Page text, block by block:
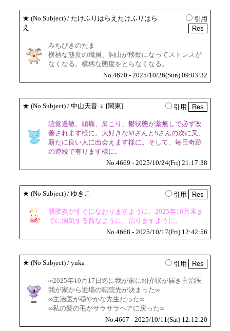
★ (No Subject) / たけふりはらえたけふりはら
え
引用
みちびきのたま
横柄な態度の職員、洞山が移動になってストレスが
なくなる。横柄な態度をとらなくなる。
No.4670 - 2025/10/26(Sun) 09:03:32
★ (No Subject) / 中山天音 ♀ [関東] 引用
聴覚過敏、頭痛、肩こり、鬱状態が薬無しで必ず改
善されます様に。大好きなMさんとSさんの次に又、
新たに良い人に出会えます様に。そして、毎日奇跡
の連続で有ります様に。
No.4669 - 2025/10/24(Fri) 21:17:38
★ (No Subject) / ゆきこ 引用
膀胱炎がすぐになおりますように。2025年10月末ま
でに病気する前なように、治りますように。
No.4668 - 2025/10/17(Fri) 12:42:56
★ (No Subject) / yuka 引用
∞2025年10月17日迄に我が家に紹介状が届き主治医
我が家から近場の転院先が決まった∞
∞主治医が穏やかな先生だった∞
∞私の髪の毛がサラサラヘアに戻った∞
No.4667 - 2025/10/11(Sat) 12:12:20